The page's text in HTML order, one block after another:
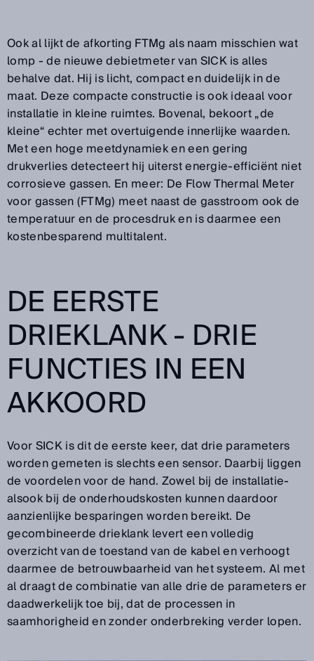
Ook al lijkt de afkorting FTMg als naam misschien wat
lomp - de nieuwe debietmeter van SICK is alles
behalve dat. Hij is licht, compact en duidelijk in de
maat. Deze compacte constructie is ook ideaal voor
installatie in kleine ruimtes. Bovenal, bekoort „de
kleine“ echter met overtuigende innerlijke waarden.
Met een hoge meetdynamiek en een gering
drukverlies detecteert hij uiterst energie-efficiënt niet
corrosieve gassen. En meer: De Flow Thermal Meter
voor gassen (FTMg) meet naast de gasstroom ook de
temperatuur en de procesdruk en is daarmee een
kostenbesparend multitalent.
DE EERSTE
DRIEKLANK - DRIE
FUNCTIES IN EEN
AKKOORD
Voor SICK is dit de eerste keer, dat drie parameters
worden gemeten is slechts een sensor. Daarbij liggen
de voordelen voor de hand. Zowel bij de installatie-
alsook bij de onderhoudskosten kunnen daardoor
aanzienlijke besparingen worden bereikt. De
gecombineerde drieklank levert een volledig
overzicht van de toestand van de kabel en verhoogt
daarmee de betrouwbaarheid van het systeem. Al met
al draagt de combinatie van alle drie de parameters er
daadwerkelijk toe bij, dat de processen in
saamhorigheid en zonder onderbreking verder lopen.